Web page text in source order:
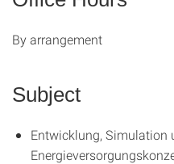
By arrangement
Subject
Entwicklung, Simulation